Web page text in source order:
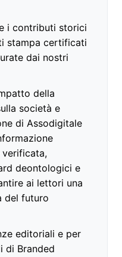
i contributi storici
stampa certificati
dai nostri
della
società e
di Assodigitale
verificata,
deontologici e
ai lettori una
del futuro
editoriali e per
di Branded